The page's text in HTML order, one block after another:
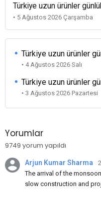
Türkiye uzun ürünler
• 5 Ağustos 2026 Çarşamba
Türkiye uzun ürünler
• 4 Ağustos 2026 Salı
Türkiye uzun ürünler
• 3 Ağustos 2026 Pazartesi
Yorumlar
9749 yorum yapıldı
Arjun Kumar Sharma
The arrival of the
slow construction and